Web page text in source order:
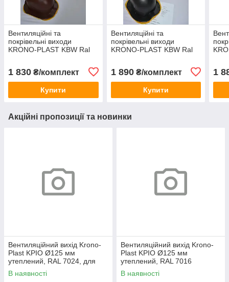
Вентиляційні та
покрівельні виходи
KRONO-PLAST KBW Ral
металочерепиці (високий
профіль)
1 830 ₴/комплект
Купити
Вентиляційні та
покрівельні виходи
KRONO-PLAST KBW Ral
металочерепиці (високий
профіль)
1 890₴/комплект
Купити
1
Акційні пропозиції та новинки
Вентиляційний вихід Krono-
Plast KPIO Ø125 мм
утеплений, RAL 7024, для
фальцевої та готової покрівлі
В наявності
Вентиляційний вихід Krono-
Plast KPIO Ø125 мм
утеплений, RAL 7016
антрацит, для фальцевої та
готової покрівлі
В наявності